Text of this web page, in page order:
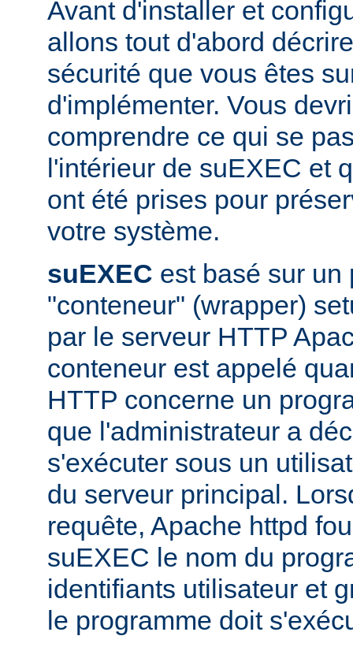
Avant d'installer et
allons tout d'abord
sécurité que vous êtes
d'implémenter. Vous
comprendre ce qui se
l'intérieur de suEXEC et
ont été prises pour
votre système.
suEXEC est basé sur un
"conteneur" (wrapper)
par le serveur HTTP
conteneur est appelé
HTTP concerne un
que l'administrateur a
s'exécuter sous un
du serveur principal.
requête, Apache httpd
suEXEC le nom du
identifiants utilisateur et
le programme doit